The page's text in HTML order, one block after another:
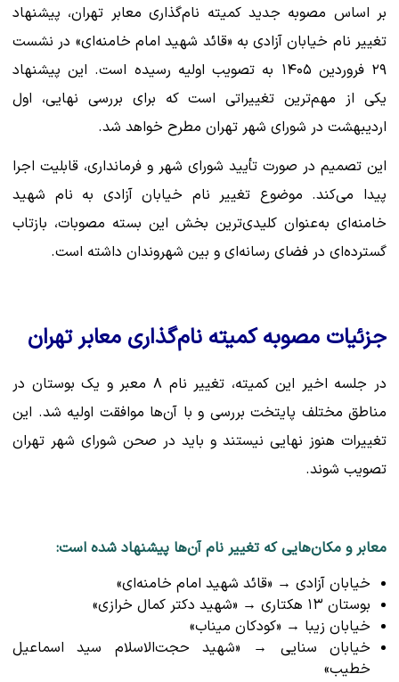
بر اساس مصوبه جدید کمیته نام‌گذاری معابر تهران، پیشنهاد
تغییر نام خیابان آزادی به «قائد شهید امام خامنه‌ای» در نشست
۲۹ فروردین ۱۴۰۵ به تصویب اولیه رسیده است. این پیشنهاد
یکی از مهم‌ترین تغییراتی است که برای بررسی نهایی، اول
اردیبهشت در شورای شهر تهران مطرح خواهد شد.
این تصمیم در صورت تأیید شورای شهر و فرمانداری، قابلیت اجرا
پیدا می‌کند. موضوع تغییر نام خیابان آزادی به نام شهید
خامنه‌ای به‌عنوان کلیدی‌ترین بخش این بسته مصوبات، بازتاب
گسترده‌ای در فضای رسانه‌ای و بین شهروندان داشته است.
جزئیات مصوبه کمیته نام‌گذاری معابر تهران
در جلسه اخیر این کمیته، تغییر نام ۸ معبر و یک بوستان در
مناطق مختلف پایتخت بررسی و با آن‌ها موافقت اولیه شد. این
تغییرات هنوز نهایی نیستند و باید در صحن شورای شهر تهران
تصویب شوند.
معابر و مکان‌هایی که تغییر نام آن‌ها پیشنهاد شده است:
خیابان آزادی → «قائد شهید امام خامنه‌ای»
بوستان ۱۳ هکتاری → «شهید دکتر کمال خرازی»
خیابان زیبا → «کودکان میناب»
خیابان سنایی → «شهید حجت‌الاسلام سید اسماعیل
خطیب»